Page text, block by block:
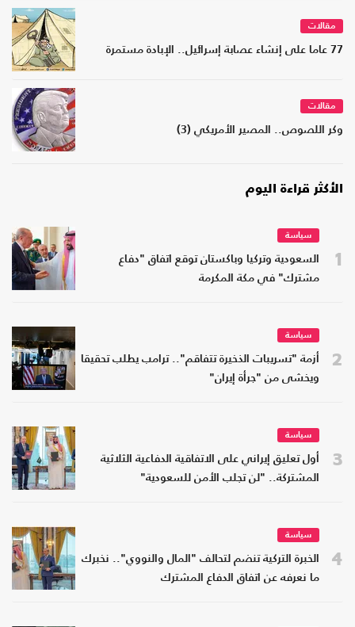
مقالات
77 عاما على إنشاء عصابة إسرائيل.. الإبادة مستمرة
مقالات
وكر اللصوص.. المصير الأمريكي (3)
الأكثر قراءة اليوم
1
سياسة
السعودية وتركيا وباكستان توقع اتفاق "دفاع
مشترك" في مكة المكرمة
2
سياسة
أزمة "تسريبات الذخيرة تتفاقم".. ترامب يطلب تحقيقا
ويخشى من "جرأة إيران"
3
سياسة
أول تعليق إيراني على الاتفاقية الدفاعية الثلاثية
المشتركة.. "لن تجلب الأمن للسعودية"
4
سياسة
الخبرة التركية تنضم لتحالف "المال والنووي".. نخبرك
ما نعرفه عن اتفاق الدفاع المشترك